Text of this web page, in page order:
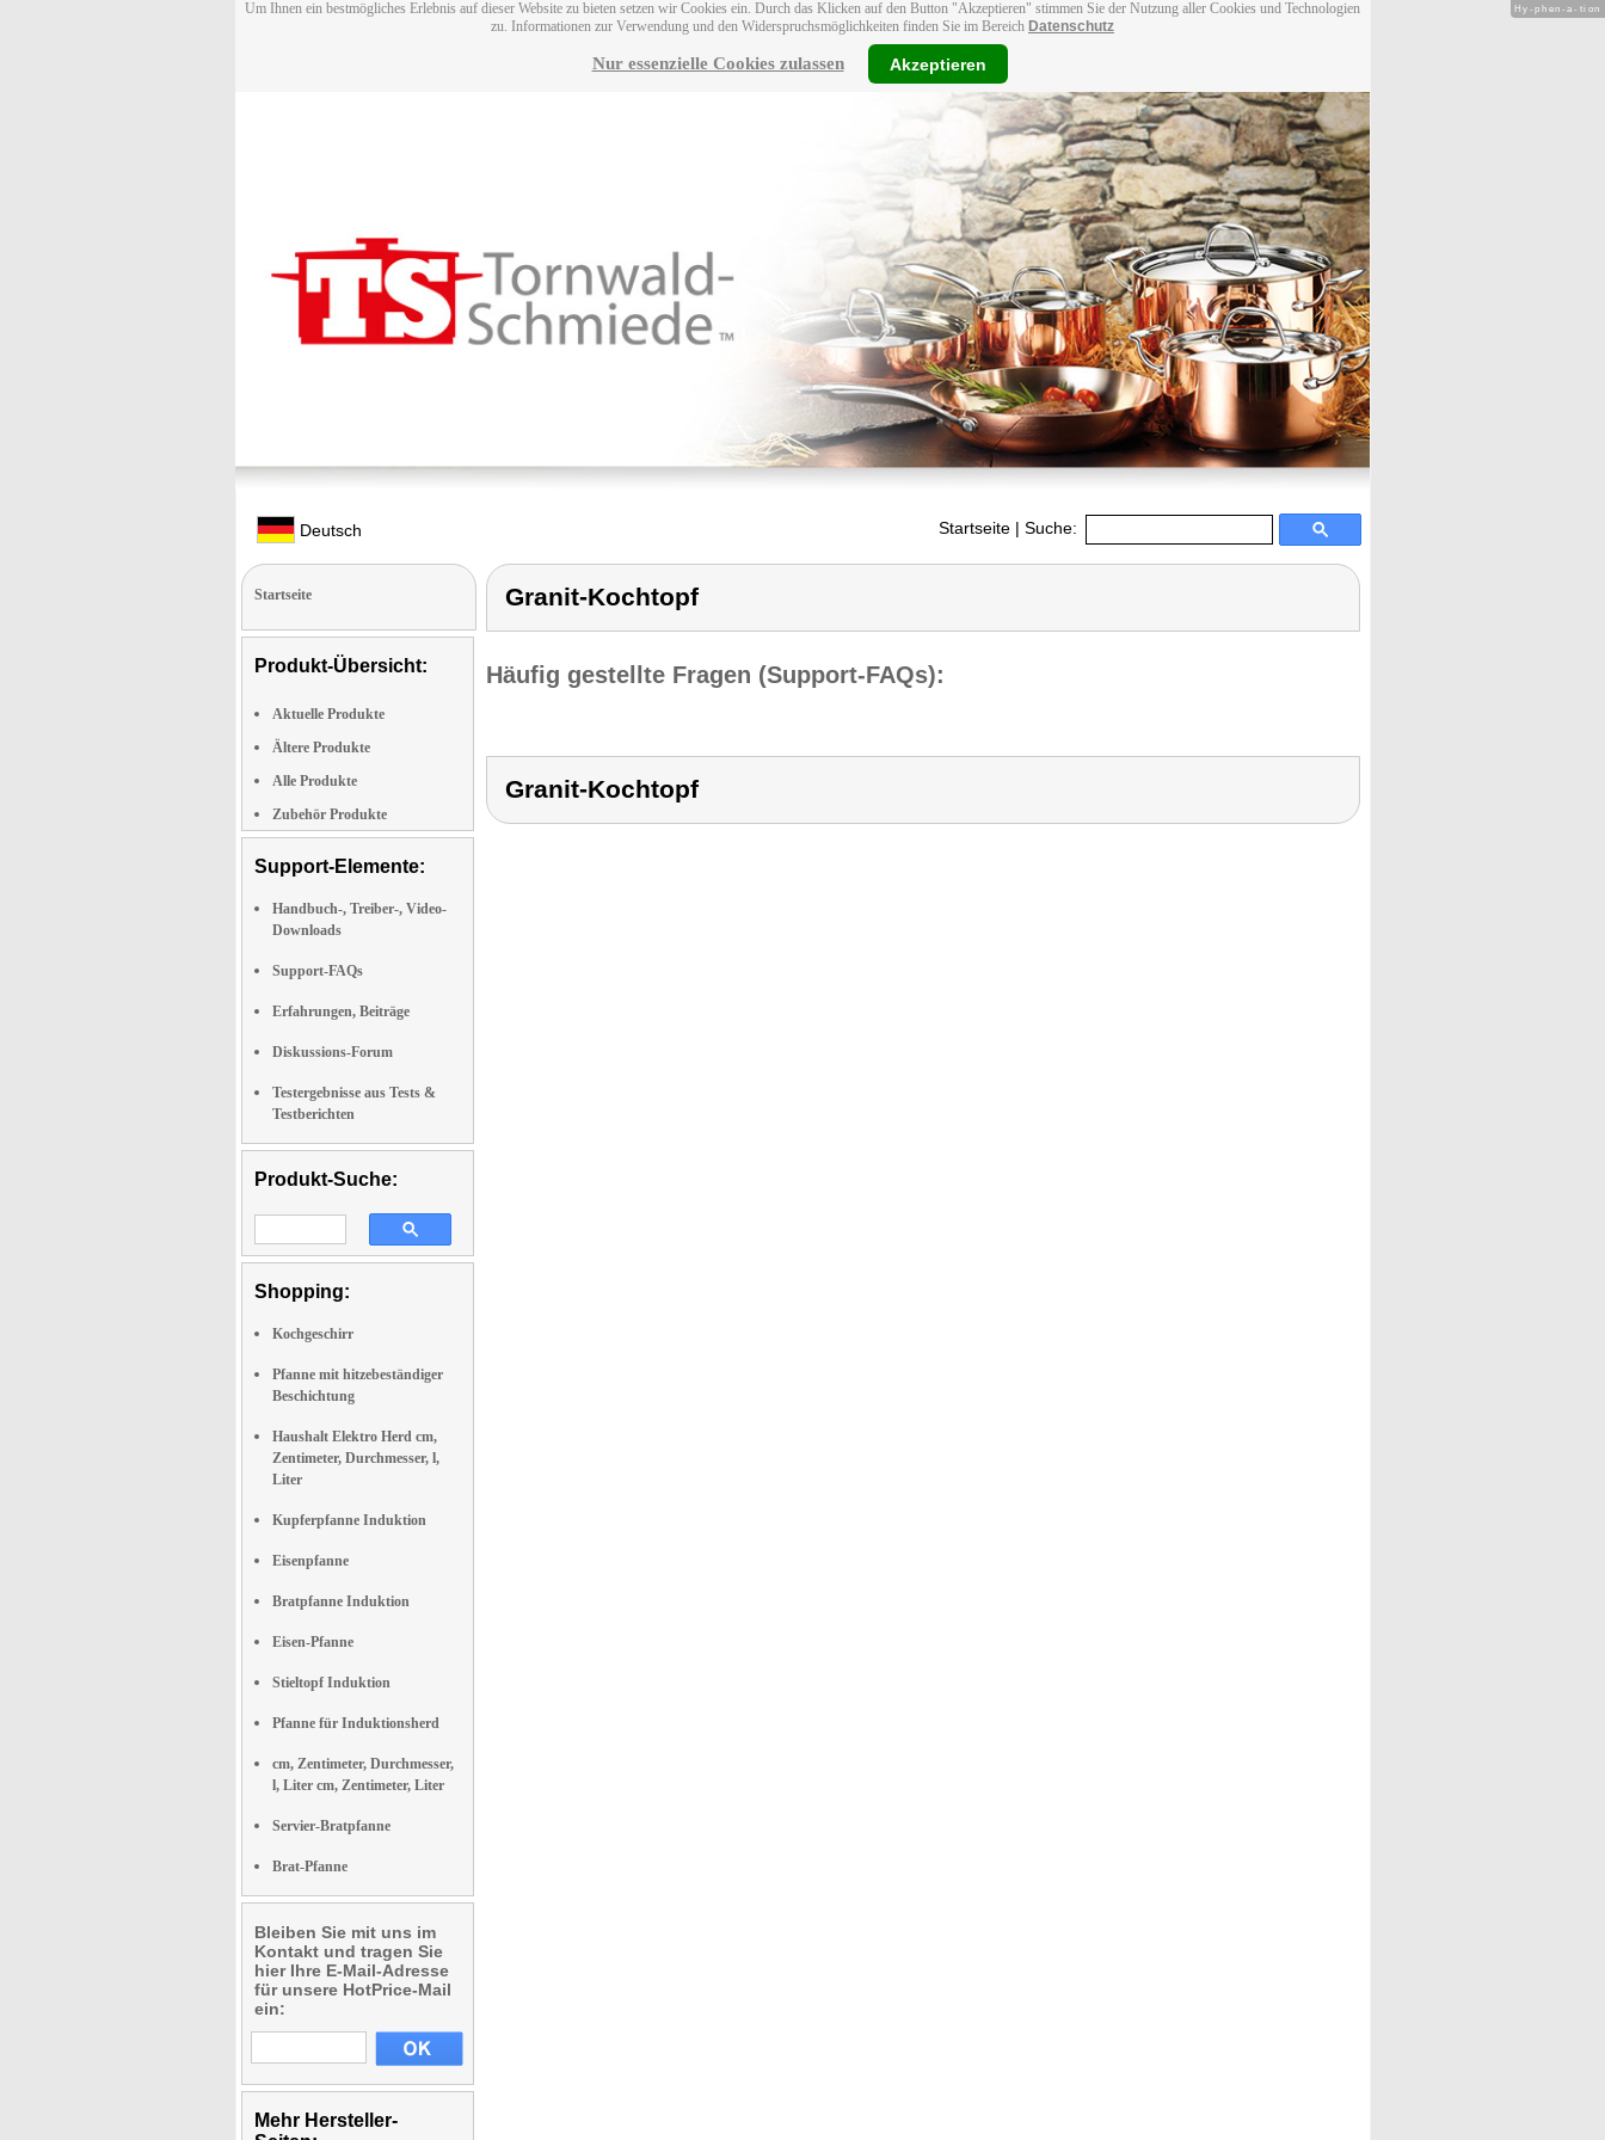
Um Ihnen ein bestmögliches Erlebnis auf dieser Website zu bieten setzen wir Cookies ein. Durch das Klicken auf den Button "Akzeptieren" stimmen Sie der Nutzung aller Cookies und Technologien
zu. Informationen zur Verwendung und den Widerspruchsmöglichkeiten finden Sie im Bereich Datenschutz
Nur essenzielle Cookies zulassen Akzeptieren
Deutsch Startseite | Suche:
Startseite
Produkt-Übersicht:
Aktuelle Produkte
Ältere Produkte
Alle Produkte
Zubehör Produkte
Support-Elemente:
Handbuch-, Treiber-, Video-
Downloads
Support-FAQs
Erfahrungen, Beiträge
Diskussions-Forum
Testergebnisse aus Tests &
Testberichten
Produkt-Suche:
Shopping:
Kochgeschirr
Pfanne mit hitzebeständiger
Beschichtung
Haushalt Elektro Herd cm,
Zentimeter, Durchmesser, l,
Liter
Kupferpfanne Induktion
Eisenpfanne
Bratpfanne Induktion
Eisen-Pfanne
Stieltopf Induktion
Pfanne für Induktionsherd
cm, Zentimeter, Durchmesser,
l, Liter cm, Zentimeter, Liter
Servier-Bratpfanne
Brat-Pfanne
Bleiben Sie mit uns im
Kontakt und tragen Sie
hier Ihre E-Mail-Adresse
für unsere HotPrice-Mail
ein:
Mehr Hersteller-
Granit-Kochtopf
Häufig gestellte Fragen (Support-FAQs):
Granit-Kochtopf
Hy-phen-a-tion